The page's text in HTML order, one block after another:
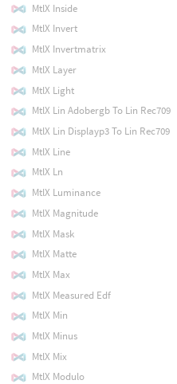
MtlX Inside
MtlX Invert
MtlX Invertmatrix
MtlX Layer
MtlX Light
MtlX Lin Adobergb To Lin Rec709
MtlX Lin Displayp3 To Lin Rec709
MtlX Line
MtlX Ln
MtlX Luminance
MtlX Magnitude
MtlX Mask
MtlX Matte
MtlX Max
MtlX Measured Edf
MtlX Min
MtlX Minus
MtlX Mix
MtlX Modulo